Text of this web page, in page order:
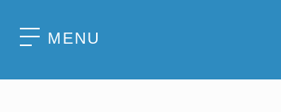
MENU